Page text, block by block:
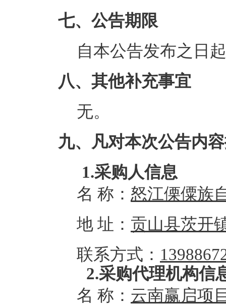
七、公告期限
自本公告发布之日起
八、其他补充事宜
无。
九、凡对本次公告内
1.采购人信息
名 称： 怒江傈僳族
地 址： 贡山县茨开
联系方式：
2.采购代理机构信
名 称： 云南赢启项